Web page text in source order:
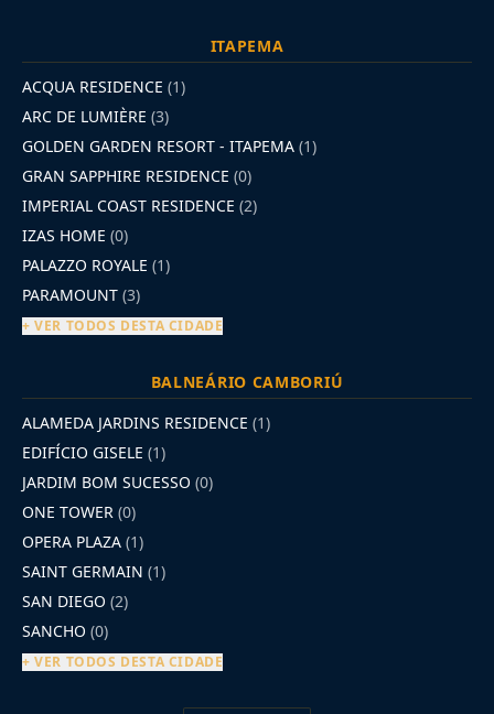
ITAPEMA
ACQUA RESIDENCE (1)
ARC DE LUMIÈRE (3)
GOLDEN GARDEN RESORT - ITAPEMA (1)
GRAN SAPPHIRE RESIDENCE (0)
IMPERIAL COAST RESIDENCE (2)
IZAS HOME (0)
PALAZZO ROYALE (1)
PARAMOUNT (3)
+ VER TODOS DESTA CIDADE
BALNEÁRIO CAMBORIÚ
ALAMEDA JARDINS RESIDENCE (1)
EDIFÍCIO GISELE (1)
JARDIM BOM SUCESSO (0)
ONE TOWER (0)
OPERA PLAZA (1)
SAINT GERMAIN (1)
SAN DIEGO (2)
SANCHO (0)
+ VER TODOS DESTA CIDADE